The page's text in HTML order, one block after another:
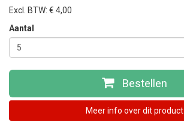
Excl. BTW: € 4,00
Aantal
Bestellen
Meer info over dit product